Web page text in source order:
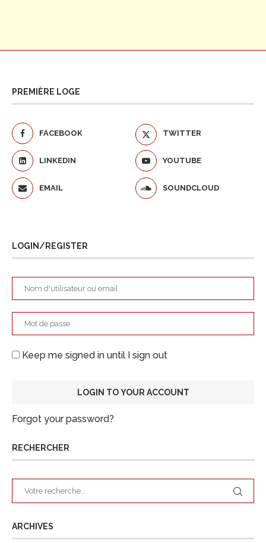
PREMIÈRE LOGE
FACEBOOK TWITTER
LINKEDIN YOUTUBE
EMAIL SOUNDCLOUD
LOGIN/REGISTER
Keep me signed in until I sign out
Forgot your password?
RECHERCHER
ARCHIVES